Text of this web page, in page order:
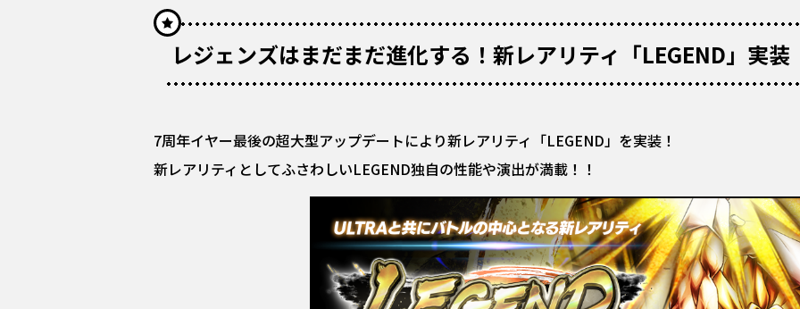
レジェンズはまだまだ進化する！新レアリティ「LEGEND」実装
7周年イヤー最後の超大型アップデートにより新レアリティ「LEGEND」を実装！
新レアリティとしてふさわしいLEGEND独自の性能や演出が満載！！